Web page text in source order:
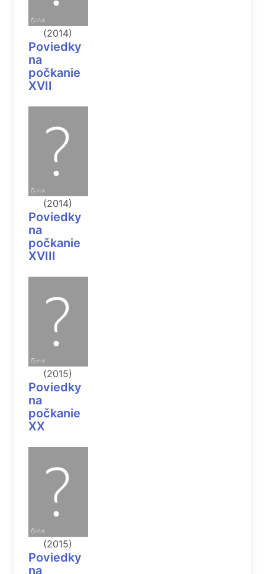
(2014)
Poviedky
na
počkanie
XVII
(2014)
Poviedky
na
počkanie
XVIII
(2015)
Poviedky
na
počkanie
XX
(2015)
Poviedky
na